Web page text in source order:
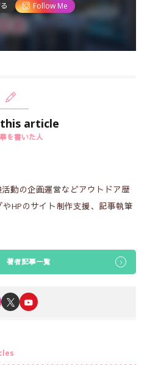
Follow Me
article
を書いた人
動の企画運営などアウトドア歴
HPのサイト制作支援、記事執筆
著者記事一覧